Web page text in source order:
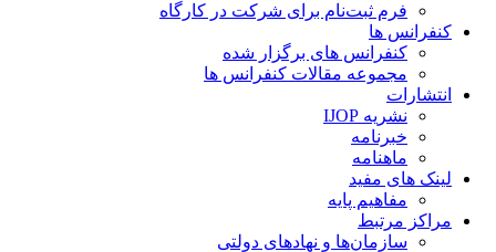
فرم ثبت‌نام برای شرکت در کارگاه
کنفرانس ها
کنفرانس های برگزار شده
مجموعه مقالات کنفرانس ها
انتشارات
نشریه IJOP
خبرنامه
ماهنامه
لینک های مفید
مفاهیم پایه
مراکز مرتبط
سازمان‌ها و نهادهای دولتی